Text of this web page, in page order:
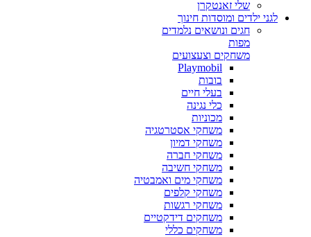
שלי זאנטקרן
לגני ילדים ומוסדות חינוך
חגים ונושאים נלמדים
מפות
משחקים וצעצועים
Playmobil
בובות
בעלי חיים
כלי נגינה
מכוניות
משחקי אסטרטגיה
משחקי דמיון
משחקי חברה
משחקי חשיבה
משחקי מים ואמבטיה
משחקי קלפים
משחקי רגשות
משחקים דידקטיים
משחקים כללי